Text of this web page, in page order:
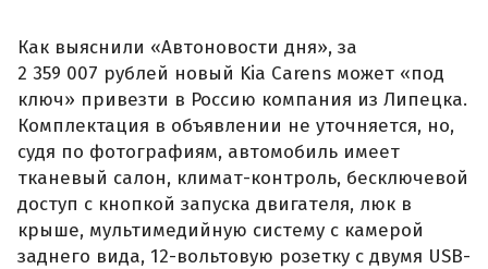
Как выяснили «Автоновости дня», за
2 359 007 рублей новый Kia Carens может «под
ключ» привезти в Россию компания из Липецка.
Комплектация в объявлении не уточняется, но,
судя по фотографиям, автомобиль имеет
тканевый салон, климат-контроль, бесключевой
доступ с кнопкой запуска двигателя, люк в
крыше, мультимедийную систему с камерой
заднего вида, 12-вольтовую розетку с двумя USB-